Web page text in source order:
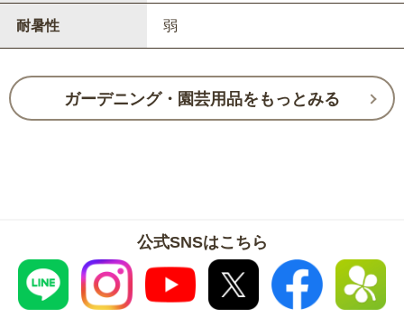
耐暑性 弱
ガーデニング・園芸用品をもっとみる
公式SNSはこちら